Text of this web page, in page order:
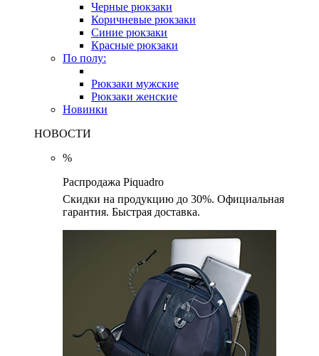
Черные рюкзаки
Коричневые рюкзаки
Синие рюкзаки
Красные рюкзаки
По полу:
Рюкзаки мужские
Рюкзаки женские
Новинки
НОВОСТИ
%
Распродажа Piquadro
Скидки на продукцию до 30%. Официальная
гарантия. Быстрая доставка.